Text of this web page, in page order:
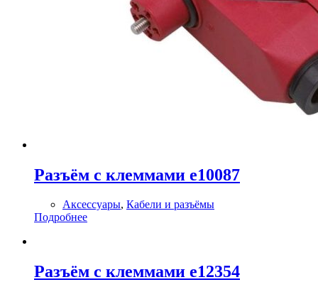
Разъём с клеммами e10087
Аксессуары, Кабели и разъёмы
Подробнее
Разъём с клеммами e12354